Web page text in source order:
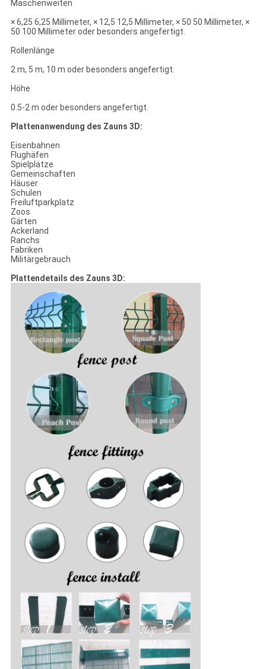
Maschenweiten
× 6,25 6,25 Millimeter, × 12,5 12,5 Millimeter, × 50 50 Millimeter, ×
50 100 Millimeter oder besonders angefertigt.
Rollenlänge
2 m, 5 m, 10 m oder besonders angefertigt.
Höhe
0.5-2 m oder besonders angefertigt.
Plattenanwendung des Zauns 3D:
Eisenbahnen
Flughäfen
Spielplätze
Gemeinschaften
Häuser
Schulen
Freiluftparkplatz
Zoos
Gärten
Ackerland
Ranchs
Fabriken
Militärgebrauch
Plattendetails des Zauns 3D: